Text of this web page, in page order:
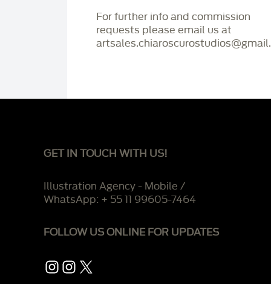
For further info and commission
requests please email us at
GET IN TOUCH WITH US!
Illustration Agency - Mobile /
WhatsApp: + 55 11 99605-7464
FOLLOW US ONLINE FOR UPDATES
Instagram
Instagram
X